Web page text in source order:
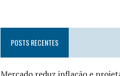
POSTS RECENTES
Mercado reduz inflação e